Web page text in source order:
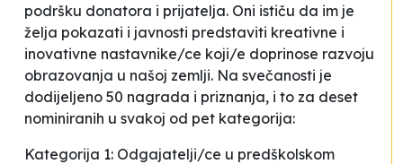
podršku donatora i prijatelja. Oni ističu da im je
želja pokazati i javnosti predstaviti kreativne i
inovativne nastavnike/ce koji/e doprinose razvoju
obrazovanja u našoj zemlji. Na svečanosti je
dodijeljeno 50 nagrada i priznanja, i to za deset
nominiranih u svakoj od pet kategorija:
Kategorija 1: Odgajatelji/ce u predškolskom